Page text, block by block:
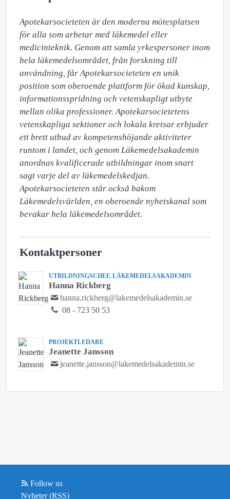
Apotekarsocieteten är den moderna mötesplatsen
för alla som arbetar med läkemedel eller
medicinteknik. Genom att samla yrkespersoner inom
hela läkemedelsområdet, från forskning till
användning, får Apotekarsocieteten en unik
position som oberoende plattform för ökad kunskap,
informationsspridning och vetenskapligt utbyte
mellan olika professioner. Apotekarsocietetens
vetenskapliga sektioner och lokala kretsar erbjuder
ett brett utbud av kompetenshöjande aktiviteter
runtom i landet, och genom Läkemedelsakademin
anordnas kvalificerade utbildningar inom snart
sagt varje del av läkemedelskedjan.
Apotekarsocieteten står också bakom
Läkemedelsvärlden, en oberoende nyhetskanal som
bevakar hela läkemedelsområdet.
Kontaktpersoner
UTBILDNINGSCHEF, LÄKEMEDELSAKADEMIN
Hanna Rickberg
hanna.rickberg@lakemedelsakademin.se
08 - 723 50 53
PROJEKTLEDARE
Jeanette Jansson
jeanette.jansson@lakemedelsakademin.se
Follow us
Nyheter (RSS)